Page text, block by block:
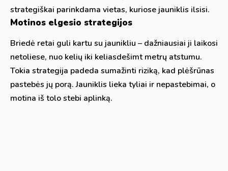
strategiškai parinkdama vietas, kuriose jauniklis ilsisi.
Motinos elgesio strategijos
Briedė retai guli kartu su jaunikliu – dažniausiai ji laikosi
netoliese, nuo kelių iki keliasdešimt metrų atstumu.
Tokia strategija padeda sumažinti riziką, kad plėšrūnas
pastebės jų porą. Jauniklis lieka tyliai ir nepastebimai, o
motina iš tolo stebi aplinką.